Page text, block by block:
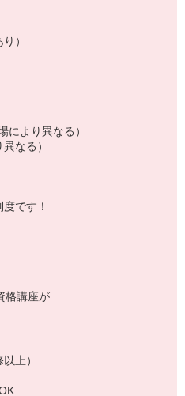
）
より異なる）
なる）
です！
格講座が
上）